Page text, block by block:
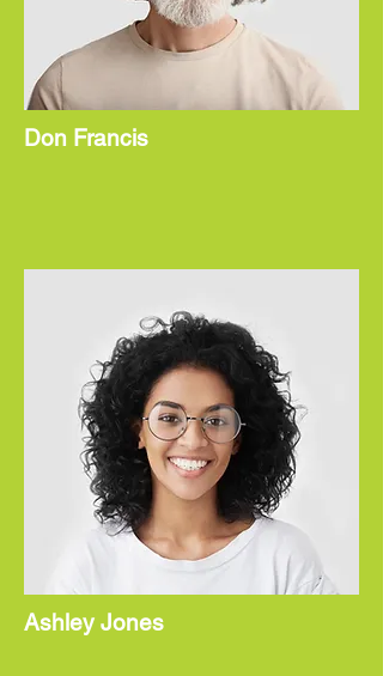
Don Francis
Ashley Jones